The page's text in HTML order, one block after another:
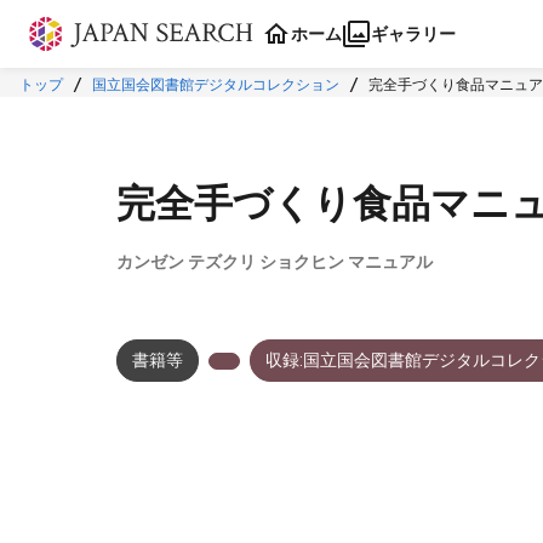
本文に飛ぶ
ホーム ギャラリー
トップ 国立国会図書館デジタルコレクション 完全手づくり食品マニュ
完全手づくり食品マニ
カンゼン テズクリ ショクヒン マニュアル
書籍等 収録:国立国会図書館デジタルコレ